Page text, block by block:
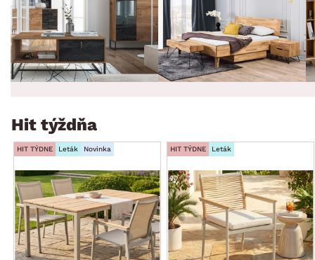
Hit týždňa
HIT TÝDNE Leták Novinka HIT TÝDNE Leták